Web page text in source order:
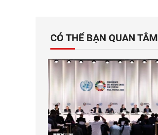
CÓ THỂ BẠN QUAN TÂM